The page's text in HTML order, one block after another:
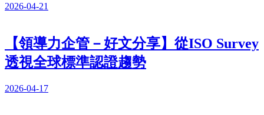
2026-04-21
【領導力企管－好文分享】從ISO Survey
透視全球標準認證趨勢
2026-04-17